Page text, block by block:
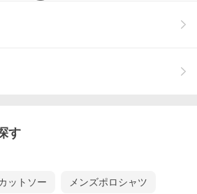
す
ットソー メンズポロシャツ